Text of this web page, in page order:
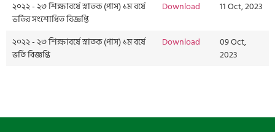
২০২২ - ২৩ শিক্ষাবর্ষে স্নাতক (পাস) ১ম বর্ষে
ভর্তির সংশোধিত বিজ্ঞপ্তি
Download 11 Oct, 2023
২০২২ - ২৩ শিক্ষাবর্ষে স্নাতক (পাস) ১ম বর্ষে
ভর্তি বিজ্ঞপ্তি
Download
09 Oct,
2023